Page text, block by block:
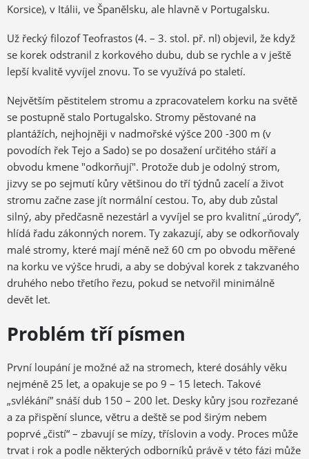
Korsice), v Itálii, ve Španělsku, ale hlavně v Portugalsku.
Už řecký filozof Teofrastos (4. – 3. stol. př. nl) objevil, že když
se korek odstranil z korkového dubu, dub se rychle a v ještě
lepší kvalitě vyvíjel znovu. To se využívá po staletí.
Největším pěstitelem stromu a zpracovatelem korku na světě
se postupně stalo Portugalsko. Stromy pěstované na
plantážích, nejhojněji v nadmořské výšce 200 -300 m (v
povodích řek Tejo a Sado) se po dosažení určitého stáří a
obvodu kmene "odkorňují". Protože dub je odolný strom,
jizvy se po sejmutí kůry většinou do tří týdnů zacelí a život
stromu začne zase jít normální cestou. To, aby dub zůstal
silný, aby předčasně nezestárl a vyvíjel se pro kvalitní „úrody”,
hlídá řadu zákonných norem. Ty zakazují, aby se odkorňovaly
malé stromy, které mají méně než 60 cm po obvodu měřené
na korku ve výšce hrudi, a aby se dobýval korek z takzvaného
druhého nebo třetího řezu, pokud se netvořil minimálně
devět let.
Problém tří písmen
První loupání je možné až na stromech, které dosáhly věku
nejméně 25 let, a opakuje se po 9 – 15 letech. Takové
„svlékání” snáší dub 150 – 200 let. Desky kůry jsou rozřezané
a za přispění slunce, větru a deště se pod širým nebem
poprvé „čistí“ – zbavují se mízy, tříslovin a vody. Proces může
trvat i rok a podle některých odborníků právě v této fázi může